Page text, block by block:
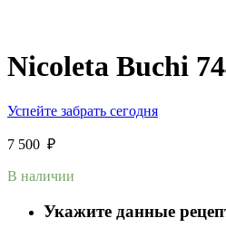
Nicoleta Buchi
Успейте забрать сегодня
7 500 ₽
В наличии
Укажите данные